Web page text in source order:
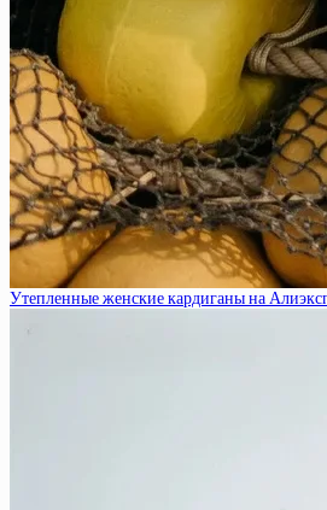
Утепленные женские кардиганы на